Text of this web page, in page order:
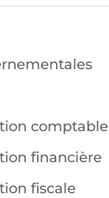
comptable
financière
fiscale